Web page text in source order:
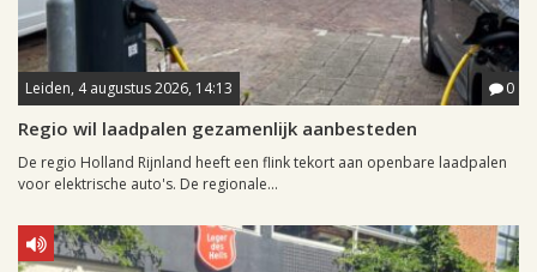
Leiden, 4 augustus 2026, 14:13 0
Regio wil laadpalen gezamenlijk aanbesteden
De regio Holland Rijnland heeft een flink tekort aan openbare laadpalen
voor elektrische auto's. De regionale...